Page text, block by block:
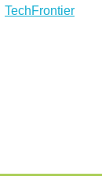
TechFrontier